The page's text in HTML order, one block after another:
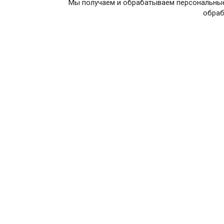
Мы получаем и обрабатываем